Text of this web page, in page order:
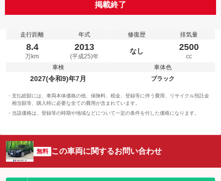
掲載終了
走行距離
8.4
万km
年式
2013
(平成25)年
修復歴
なし
排気量
2500
cc
車検
2027(令和9)年7月
車体色
ブラック
支払総額には、車両本体価格の他、保険料、税金、登録等に伴う費用、リサイクル預託金
相当額等、購入時に必要な全ての費用が含まれています。
当該価格は、登録等の時期や地域などについて一定の条件を付した価格になります。
無料 この車両に関するお問い合わせ